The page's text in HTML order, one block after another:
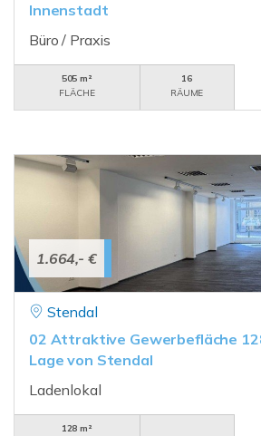
Innenstadt
Büro / Praxis
505 m²
FLÄCHE
16
RÄUME
1.664,- €
Stendal
02 Attraktive Gewerbefläche
Lage von Stendal
Ladenlokal
128 m²